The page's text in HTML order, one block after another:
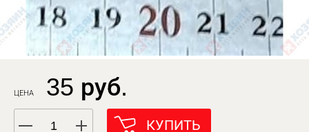
ЦЕНА 35 руб.
КУПИТЬ